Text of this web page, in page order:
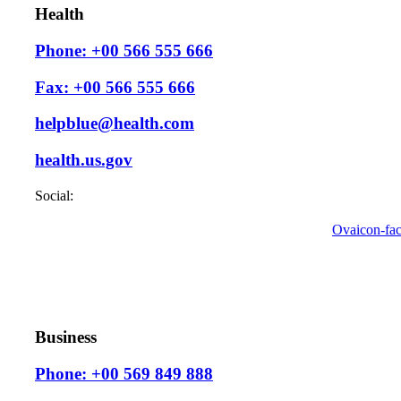
Health
Phone: +00 566 555 666
Fax: +00 566 555 666
helpblue@health.com
health.us.gov
Social:
Ovaicon-
Business
Phone: +00 569 849 888